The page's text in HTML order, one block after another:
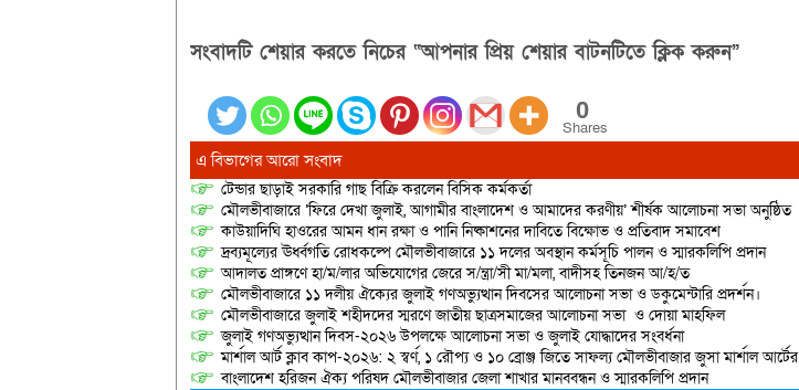
সংবাদটি শেয়ার করতে নিচের “আপনার প্রিয় শেয়ার বাটনটিতে ক্লিক করুন”
0
Shares
এ বিভাগের আরো সংবাদ
টেন্ডার ছাড়াই সরকারি গাছ বিক্রি করলেন বিসিক কর্মকর্তা
মৌলভীবাজারে ‘ফিরে দেখা জুলাই, আগামীর বাংলাদেশ ও আমাদের করণীয়’ শীর্ষক আলোচনা সভা অনুষ্ঠিত
কাউয়াদিঘি হাওরের আমন ধান রক্ষা ও পানি নিষ্কাশনের দাবিতে বিক্ষোভ ও প্রতিবাদ সমাবেশ
দ্রব্যমূল্যের ঊর্ধ্বগতি রোধকল্পে মৌলভীবাজারে ১১ দলের অবস্থান কর্মসূচি পালন ও স্মারকলিপি প্রদান
আদালত প্রাঙ্গণে হা/ম/লার অভিযোগের জেরে স/ন্ত্রা/সী মা/মলা, বাদীসহ তিনজন আ/হ/ত
মৌলভীবাজারে ১১ দলীয় ঐক্যের জুলাই গণঅভ্যুত্থান দিবসের আলোচনা সভা ও ডকুমেন্টারি প্রদর্শন।
মৌলভীবাজারে জুলাই শহীদদের স্মরণে জাতীয় ছাত্রসমাজের আলোচনা সভা ও দোয়া মাহফিল
জুলাই গণঅভ্যুত্থান দিবস-২০২৬ উপলক্ষে আলোচনা সভা ও জুলাই যোদ্ধাদের সংবর্ধনা
মার্শাল আর্ট ক্লাব কাপ-২০২৬: ২ স্বর্ণ, ১ রৌপ্য ও ১০ ব্রোঞ্জ জিতে সাফল্য মৌলভীবাজার জুসা মার্শাল আর্টের
বাংলাদেশ হরিজন ঐক্য পরিষদ মৌলভীবাজার জেলা শাখার মানববন্ধন ও স্মারকলিপি প্রদান